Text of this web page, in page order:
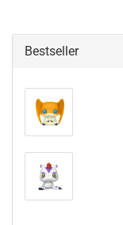
Bestseller